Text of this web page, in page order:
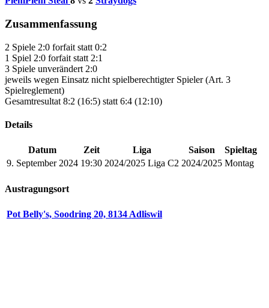
Zusammenfassung
2 Spiele 2:0 forfait statt 0:2
1 Spiel 2:0 forfait statt 2:1
3 Spiele unverändert 2:0
jeweils wegen Einsatz nicht spielberechtigter Spieler (Art. 3
Spielreglement)
Gesamtresultat 8:2 (16:5) statt 6:4 (12:10)
Details
Datum Zeit Liga Saison
Spieltag
9. September 2024 19:30 2024/2025 Liga C2 2024/2025 Montag
Austragungsort
Pot Belly's, Soodring 20, 8134 Adliswil